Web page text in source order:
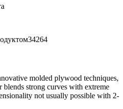
molded plywood techniques,
blends strong curves with extreme
not usually possible with 2-